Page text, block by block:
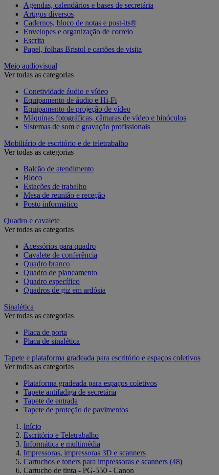
Agendas, calendários e bases de secretária
Artigos diversos
Cadernos, bloco de notas e post-its®
Envelopes e organização de correio
Escrita
Papel, folhas Bristol e cartões de visita
Meio audiovisual
Ver todas as categorias
Conetividade áudio e vídeo
Equipamento de áudio e Hi-Fi
Equipamento de projeção de vídeo
Máquinas fotográficas, câmaras de vídeo e binóculos
Sistemas de som e gravação profissionais
Mobiliário de escritório e de teletrabalho
Ver todas as categorias
Balcão de atendimento
Bloco
Estações de trabalho
Mesa de reunião e receção
Posto informático
Quadro e cavalete
Ver todas as categorias
Acessórios para quadro
Cavalete de conferência
Quadro branco
Quadro de planeamento
Quadro específico
Quadros de giz em ardósia
Sinalética
Ver todas as categorias
Placa de porta
Placa de sinalética
Tapete e plataforma gradeada para escritório e espaços coletivos
Ver todas as categorias
Plataforma gradeada para espaços coletivos
Tapete antifadiga de secretária
Tapete de entrada
Tapete de proteção de pavimentos
Início
Escritório e Teletrabalho
Informática e multimédia
Impressoras, impressoras 3D e scanners
Cartuchos e toners para impressoras e scanners (48)
Cartucho de tinta - PG-550 - Canon